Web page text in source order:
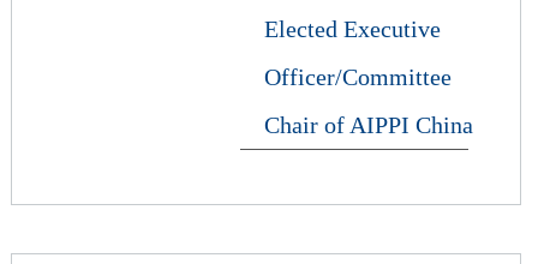
Elected Executive
Officer/Committee
Chair of AIPPI China